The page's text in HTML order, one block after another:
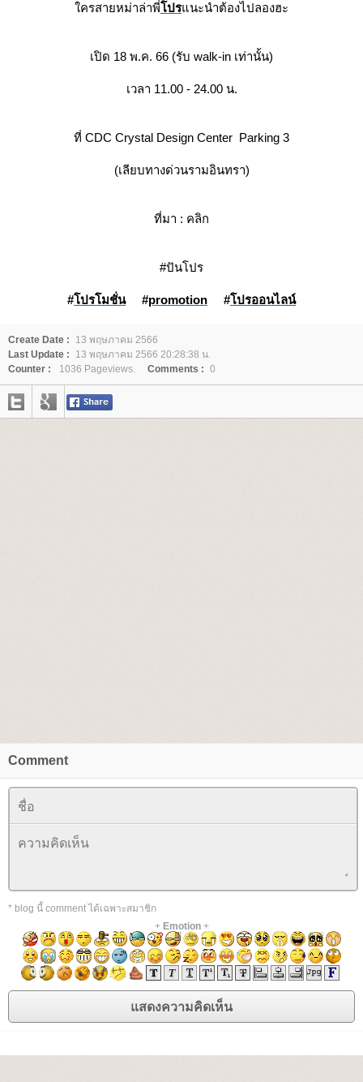
ครสายหม่าล่าพี่ปรนะนำต้องไปลองฮะ
เปิด 18 พ.ค. 66 (รับ walk-in เท่านั้น)
เวลา 11.00 - 24.00 น.
ที่ CDC Crystal Design Center Parking 3
(เลียบทางด่วนรามอินทรา)
ที่มา : คลิก
#ปันโปร
#ปรโมชั่น#promotion #ปรออนไลน์
Create Date :
13 พฤษภาคม 2566
Last Update :
13 พฤษภาคม 2566 20:28:38 น.
Counter :
1036 Pageviews. Comments : 0
Comment
* blog นี้ comment ได้เฉพาะสมาชิก
+ Emotion+